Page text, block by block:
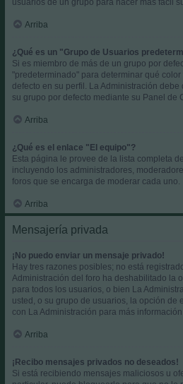
Arriba
¿Qué es un "Grupo de Usuarios
Si es miembro de más de un grupo por
"predeterminado" para determinar qué
defecto en su perfil. La Administración
su grupo por defecto mediante su Panel de
Arriba
¿Qué es el enlace "El equipo"?
Esta página le provee de la lista completa
incluyendo los administradores,
foros que se encarga de moderar cada uno.
Arriba
Mensajería privada
¡No puedo enviar un mensaje privado!
Hay tres razones posibles; no está
Administración del foro ha deshabilitado la
para todos los usuarios, o bien La
usted, o su grupo de usuarios, la opción de
con La Administración para más información.
Arriba
¡Recibo mensajes privados no deseados!
Si está recibiendo mensajes maliciosos u